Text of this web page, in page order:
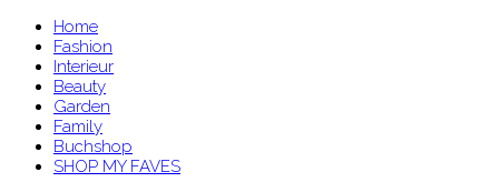
Home
Fashion
Interieur
Beauty
Garden
Family
Buchshop
SHOP MY FAVES